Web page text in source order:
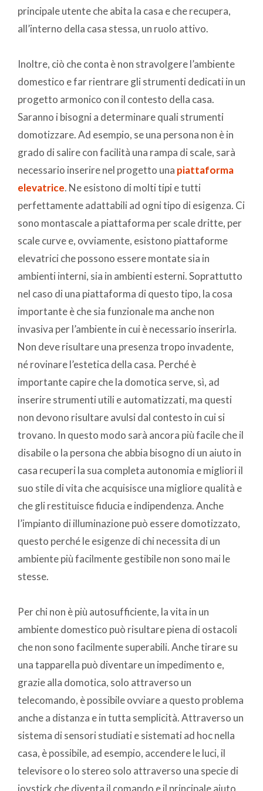
principale utente che abita la casa e che recupera,
all’interno della casa stessa, un ruolo attivo.
Inoltre, ciò che conta è non stravolgere l’ambiente
domestico e far rientrare gli strumenti dedicati in un
progetto armonico con il contesto della casa.
Saranno i bisogni a determinare quali strumenti
domotizzare. Ad esempio, se una persona non è in
grado di salire con facilità una rampa di scale, sarà
necessario inserire nel progetto una piattaforma
elevatrice. Ne esistono di molti tipi e tutti
perfettamente adattabili ad ogni tipo di esigenza. Ci
sono montascale a piattaforma per scale dritte, per
scale curve e, ovviamente, esistono piattaforme
elevatrici che possono essere montate sia in
ambienti interni, sia in ambienti esterni. Soprattutto
nel caso di una piattaforma di questo tipo, la cosa
importante è che sia funzionale ma anche non
invasiva per l’ambiente in cui è necessario inserirla.
Non deve risultare una presenza tropo invadente,
né rovinare l’estetica della casa. Perché è
importante capire che la domotica serve, sì, ad
inserire strumenti utili e automatizzati, ma questi
non devono risultare avulsi dal contesto in cui si
trovano. In questo modo sarà ancora più facile che il
disabile o la persona che abbia bisogno di un aiuto in
casa recuperi la sua completa autonomia e migliori il
suo stile di vita che acquisisce una migliore qualità e
che gli restituisce fiducia e indipendenza. Anche
l’impianto di illuminazione può essere domotizzato,
questo perché le esigenze di chi necessita di un
ambiente più facilmente gestibile non sono mai le
stesse.
Per chi non è più autosufficiente, la vita in un
ambiente domestico può risultare piena di ostacoli
che non sono facilmente superabili. Anche tirare su
una tapparella può diventare un impedimento e,
grazie alla domotica, solo attraverso un
telecomando, è possibile ovviare a questo problema
anche a distanza e in tutta semplicità. Attraverso un
sistema di sensori studiati e sistemati ad hoc nella
casa, è possibile, ad esempio, accendere le luci, il
televisore o lo stereo solo attraverso una specie di
joystick che diventa il comando e il principale aiuto